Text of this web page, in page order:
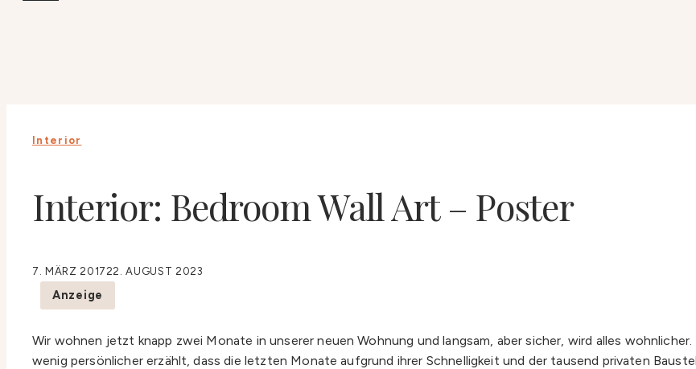
Interior
Interior: Bedroom Wall Art – Poster
7. MÄRZ 201722. AUGUST 2023
Anzeige
Wir wohnen jetzt knapp zwei Monate in unserer neuen Wohnung und langsam, aber sicher, wird alles
wenig persönlicher erzählt, dass die letzten Monate aufgrund ihrer Schnelligkeit und der tausend privaten